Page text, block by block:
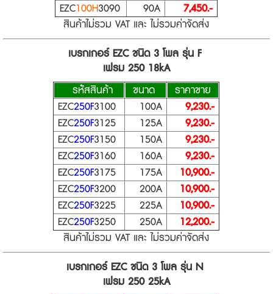
EZC100H3090 90A
7,450.-
สินค้าไม่รวม VAT และ ไม่รวมค่าจัดส่ง
เบรกเกอร์ EZC ชนิด 3 โพล รุ่น F
เฟรม 250 18kA
รห้ัสสินค้า
ขนาด
ราคาขาย
EZC250F3100 100A
9,230.-
EZC250F3125 125A
9,230.-
EZC250F3150 150A
9,230.-
EZC250F3160 160A
9,230.-
EZC250F3175 175A
10,900.-
EZC250F3200 200A
10,900.-
EZC250F3225 225A
10,900.-
EZC250F3250 250A
12,200.-
สินค้าไม่รวม VAT และ ไม่รวมค่าจัดส่ง
เบรกเกอร์ EZC ชนิด 3 โพล รุ่น N
เฟรม 250 25kA